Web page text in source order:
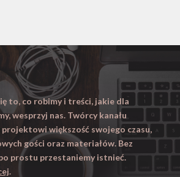
to, co robimy i treści, jakie dla
wesprzyj nas. Twórcy kanału
projektowi większość swojego czasu,
gości oraz materiałów. Bez
prostu przestaniemy istnieć.
.